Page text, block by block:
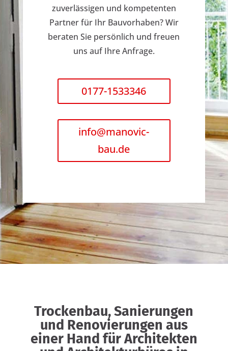
zuverlässigen und kompetenten
Partner für Ihr Bauvorhaben? Wir
beraten Sie persönlich und freuen
uns auf Ihre Anfrage.
0177-1533346
info@manovic-
bau.de
Trockenbau, Sanierungen
und Renovierungen aus
einer Hand für Architekten